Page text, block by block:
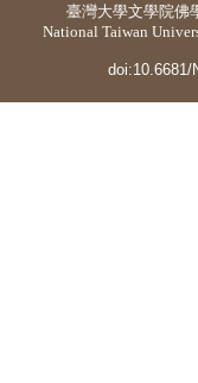
臺灣大學文學院佛
National Taiwan
doi:10.6681/